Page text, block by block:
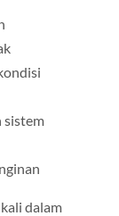
sistem
dalam